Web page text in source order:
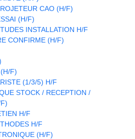
CAO (H/F)
(H/F)
INSTALLATION H/F
CONFIRME (H/F)
F)
(1/3/5) H/F
STOCK / RECEPTION /
H/F
H/F
(H/F)